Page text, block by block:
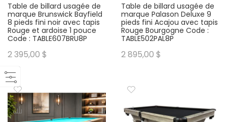
Se connecter
Table de billard usagée de
marque Brunswick Bayfield
8 pieds fini noir avec tapis
Rouge et ardoise 1 pouce
Code : TABLE607BRU8P
2 395,00 $
Table de billard usagée de
marque Palason Deluxe 9
pieds fini Acajou avec tapis
Rouge Bourgogne Code :
TABLE502PAL8P
2 895,00 $